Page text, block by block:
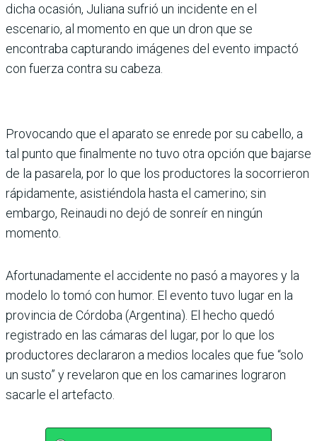
dicha ocasión, Juliana sufrió un incidente en el
escenario, al momento en que un dron que se
encontraba capturando imágenes del evento impactó
con fuerza contra su cabeza.
Provocando que el aparato se enrede por su cabello, a
tal punto que finalmente no tuvo otra opción que bajarse
de la pasarela, por lo que los productores la socorrieron
rápidamente, asistiéndola hasta el camerino; sin
embargo, Reinaudi no dejó de sonreír en ningún
momento.
Afortunadamente el accidente no pasó a mayores y la
modelo lo tomó con humor. El evento tuvo lugar en la
provincia de Córdoba (Argentina). El hecho quedó
registrado en las cámaras del lugar, por lo que los
productores declararon a medios locales que fue “solo
un susto” y revelaron que en los camarines lograron
sacarle el artefacto.